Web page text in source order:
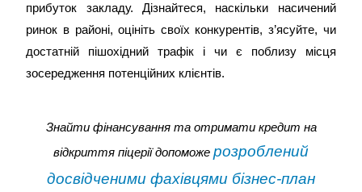
прибуток закладу. Дізнайтеся, наскільки насичений
ринок в районі, оцініть своїх конкурентів, з’ясуйте, чи
достатній пішохідний трафік і чи є поблизу місця
зосередження потенційних клієнтів.
Знайти фінансування та отримати кредит на
відкриття піцерії допоможе розроблений
досвідченими фахівцями бізнес-план